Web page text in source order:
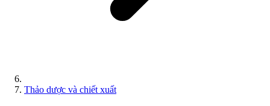
Thảo dược và chiết xuất